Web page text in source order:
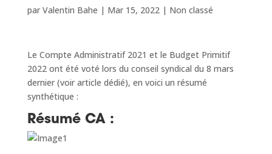
par Valentin Bahe | Mar 15, 2022| Non classé
Le Compte Administratif 2021 et le Budget Primitif
2022 ont été voté lors du conseil syndical du 8 mars
dernier (voir article dédié), en voici un résumé
synthétique :
Résumé CA :